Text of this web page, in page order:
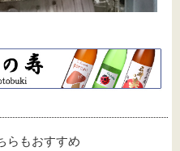
らもおすすめ